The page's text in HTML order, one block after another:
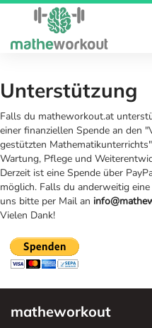
Unterstützung
Falls du matheworkout.at
einer finanziellen Spende an den
gestützten
Wartung, Pflege und
Derzeit ist eine Spende über
möglich. Falls du anderweitig
uns bitte per Mail an
Vielen Dank!
matheworkout